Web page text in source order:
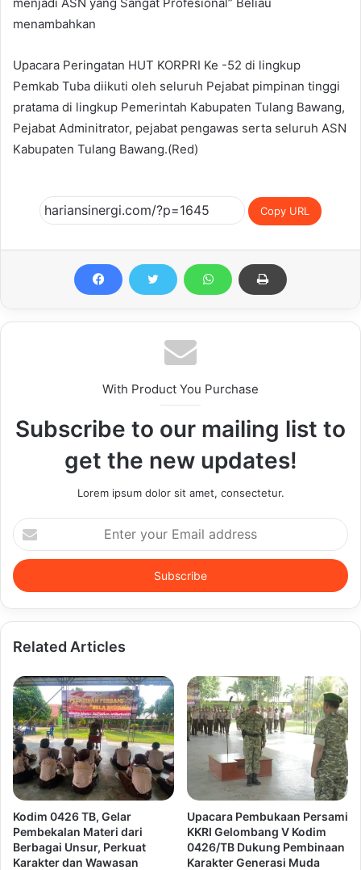
menambahkan
Upacara Peringatan HUT KORPRI Ke -52 di lingkup
Pemkab Tuba diikuti oleh seluruh Pejabat pimpinan tinggi
pratama di lingkup Pemerintah Kabupaten Tulang Bawang,
Pejabat Adminitrator, pejabat pengawas serta seluruh ASN
Kabupaten Tulang Bawang.(Red)
Copy URL
With Product You Purchase
Subscribe to our mailing list to
get the new updates!
Lorem ipsum dolor sit amet, consectetur.
Enter
your
Email
address
Related Articles
Kodim 0426 TB, Gelar
Pembekalan Materi dari
Berbagai Unsur, Perkuat
Karakter dan Wawasan
Upacara Pembukaan Persami
KKRI Gelombang V Kodim
0426/TB Dukung Pembinaan
Karakter Generasi Muda